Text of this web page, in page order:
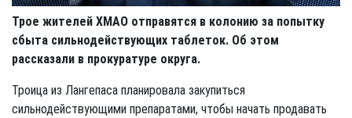
Трое жителей ХМАО отправятся в колонию за попытку
сбыта сильнодействующих таблеток. Об этом
рассказали в прокуратуре округа.
Троица из Лангепаса планировала закупиться
сильнодействующими препаратами, чтобы начать продавать